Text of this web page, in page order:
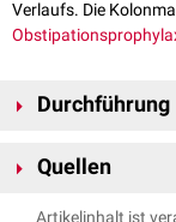
Verlaufs. Die
Durchführung
...zur Vermeidung
wird in kleinen
Quellen
Pflege Heute, 6.
Artikelinhalt ist